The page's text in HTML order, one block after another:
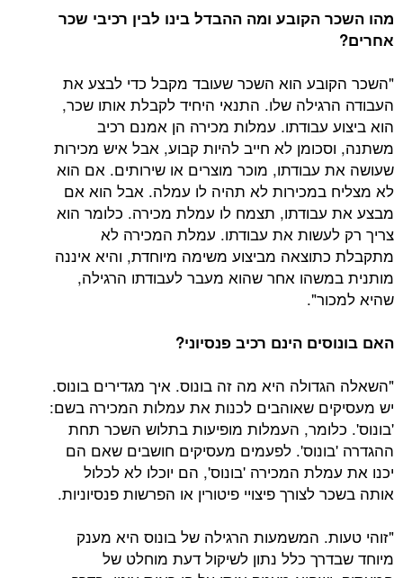
מהו השכר הקובע ומה ההבדל בינו לבין רכיבי שכר
אחרים?
"השכר הקובע הוא השכר שעובד מקבל כדי לבצע את
העבודה הרגילה שלו. התנאי היחיד לקבלת אותו שכר,
הוא ביצוע עבודתו. עמלות מכירה הן אמנם רכיב
משתנה, וסכומן לא חייב להיות קבוע, אבל איש מכירות
שעושה את עבודתו, מוכר מוצרים או שירותים. אם הוא
לא מצליח במכירות לא תהיה לו עמלה. אבל הוא אם
מבצע את עבודתו, תצמח לו עמלת מכירה. כלומר הוא
צריך רק לעשות את עבודתו. עמלת המכירה לא
מתקבלת כתוצאה מביצוע משימה מיוחדת, והיא איננה
מותנית במשהו אחר שהוא מעבר לעבודתו הרגילה,
שהיא למכור".
האם בונוסים הינם רכיב פנסיוני?
"השאלה הגדולה היא מה זה בונוס. איך מגדירים בונוס.
יש מעסיקים שאוהבים לכנות את עמלות המכירה בשם:
'בונוס'. כלומר, העמלות מופיעות בתלוש השכר תחת
ההגדרה 'בונוס'. לפעמים מעסיקים חושבים שאם הם
יכנו את עמלת המכירה 'בונוס', הם יוכלו לא לכלול
אותה בשכר לצורך פיצויי פיטורין או הפרשות פנסיוניות.
"זוהי טעות. המשמעות הרגילה של בונוס היא מענק
מיוחד שבדרך כלל נתון לשיקול דעת מוחלט של